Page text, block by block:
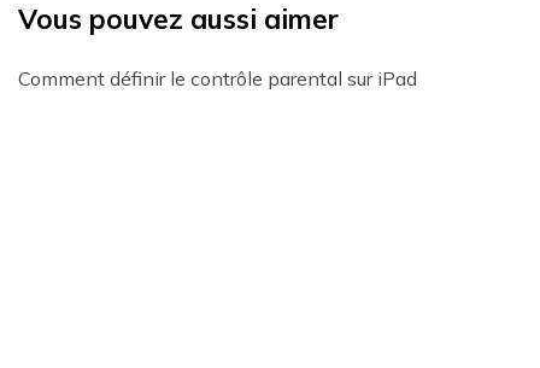
Vous pouvez aussi aimer
Comment définir le contrôle parental sur iPad